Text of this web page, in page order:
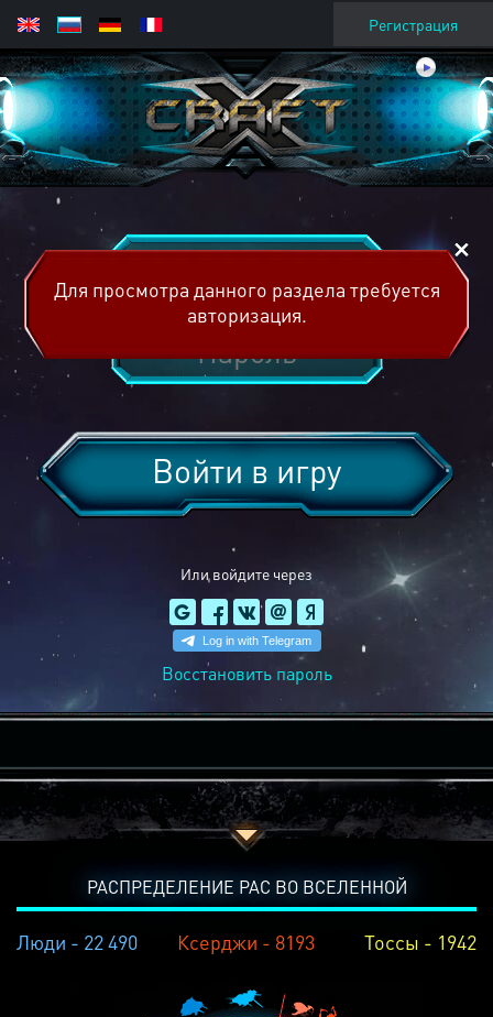
Регистрация
Или войдите через
Войти в игру
Восстановить пароль
Для просмотра данного раздела требуется
авторизация.
РАСПРЕДЕЛЕНИЕ РАС ВО ВСЕЛЕННОЙ
Люди - 22 490 Ксерджи - 8193 Тоссы - 1942